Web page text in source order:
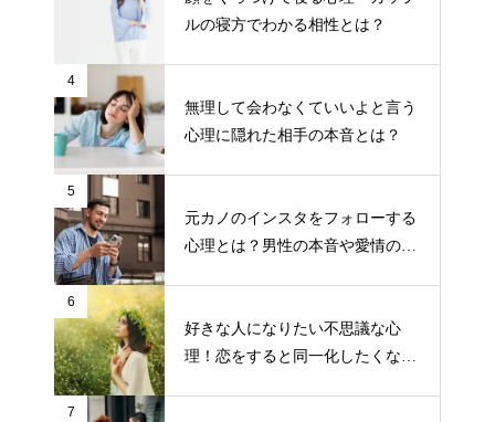
ルの寝方でわかる相性とは？
4
無理して会わなくていいよと言う
心理に隠れた相手の本音とは？
5
元カノのインスタをフォローする
心理とは？男性の本音や愛情の有
6
好きな人になりたい不思議な心
理！恋をすると同一化したくなる
7